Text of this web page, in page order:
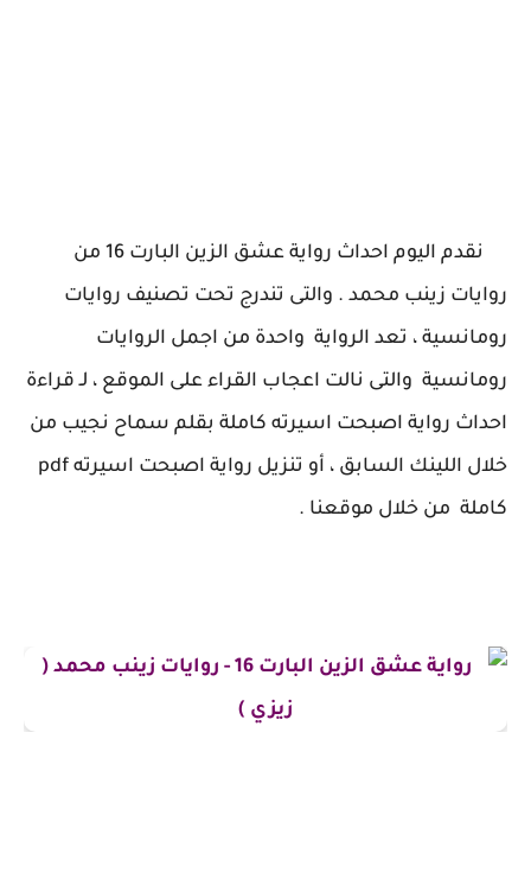
نقدم اليوم احداث رواية عشق الزين البارت 16 من
روايات زينب محمد . والتى تندرج تحت تصنيف روايات
رومانسية ، تعد الرواية واحدة من اجمل الروايات
رومانسية والتى نالت اعجاب القراء على الموقع ، لـ قراءة
احداث رواية اصبحت اسيرته كاملة بقلم سماح نجيب من
خلال اللينك السابق ، أو تنزيل رواية اصبحت اسيرته pdf
كاملة من خلال موقعنا .